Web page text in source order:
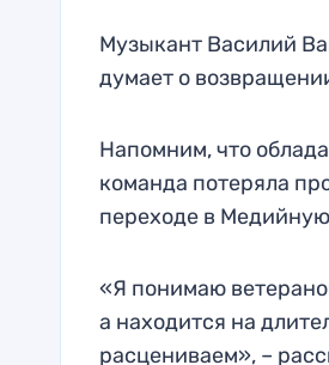
Музыкант Василий
думает о
Напомним, что
команда потеряла
переходе в
«Я понимаю
а находится на
расцениваем», –